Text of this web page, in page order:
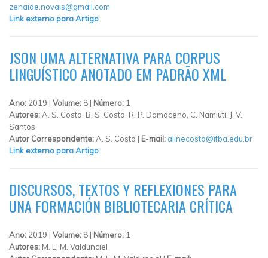
zenaide.novais@gmail.com
Link externo para Artigo
JSON UMA ALTERNATIVA PARA CORPUS
LINGUÍSTICO ANOTADO EM PADRÃO XML
Ano: 2019 | Volume: 8 | Número: 1
Autores:A. S. Costa, B. S. Costa, R. P. Damaceno, C. Namiuti, J. V.
Santos
Autor Correspondente:A. S. Costa | E-mail: alinecosta@ifba.edu.br
Link externo para Artigo
DISCURSOS, TEXTOS Y REFLEXIONES PARA
UNA FORMACIÓN BIBLIOTECARIA CRÍTICA
Ano: 2019 | Volume: 8 | Número: 1
Autores: M. E. M. Valdunciel